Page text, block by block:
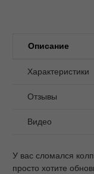
Описание
Характеристики
Отзывы
Видео
У вас сломался
просто хотите